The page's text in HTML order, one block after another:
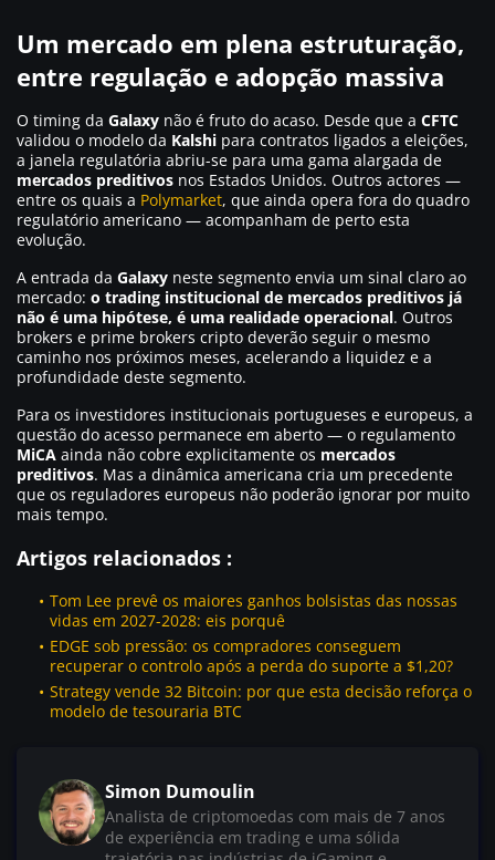
Um mercado em plena estruturação,
entre regulação e adopção massiva
O timing da Galaxy não é fruto do acaso. Desde que a CFTC
validou o modelo da Kalshi para contratos ligados a eleições,
a janela regulatória abriu-se para uma gama alargada de
mercados preditivos nos Estados Unidos. Outros actores —
entre os quais a Polymarket, que ainda opera fora do quadro
regulatório americano — acompanham de perto esta
evolução.
A entrada da Galaxy neste segmento envia um sinal claro ao
mercado: o trading institucional de mercados preditivos já
não é uma hipótese, é uma realidade operacional. Outros
brokers e prime brokers cripto deverão seguir o mesmo
caminho nos próximos meses, acelerando a liquidez e a
profundidade deste segmento.
Para os investidores institucionais portugueses e europeus, a
questão do acesso permanece em aberto — o regulamento
MiCA ainda não cobre explicitamente os mercados
preditivos. Mas a dinâmica americana cria um precedente
que os reguladores europeus não poderão ignorar por muito
mais tempo.
Artigos relacionados :
Tom Lee prevê os maiores ganhos bolsistas das nossas
vidas em 2027-2028: eis porquê
EDGE sob pressão: os compradores conseguem
recuperar o controlo após a perda do suporte a $1,20?
Strategy vende 32 Bitcoin: por que esta decisão reforça o
modelo de tesouraria BTC
Simon Dumoulin
Analista de criptomoedas com mais de 7 anos
de experiência em trading e uma sólida